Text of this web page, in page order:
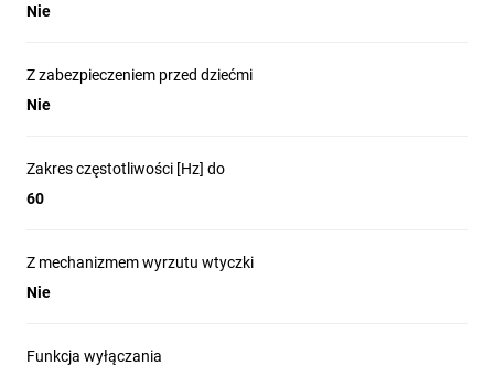
Nie
Z zabezpieczeniem przed dziećmi
Nie
Zakres częstotliwości [Hz] do
60
Z mechanizmem wyrzutu wtyczki
Nie
Funkcja wyłączania